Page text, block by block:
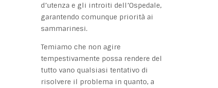
d’utenza e gli introiti dell’Ospedale,
garantendo comunque priorità ai
sammarinesi.
Temiamo che non agire
tempestivamente possa rendere del
tutto vano qualsiasi tentativo di
risolvere il problema in quanto, a